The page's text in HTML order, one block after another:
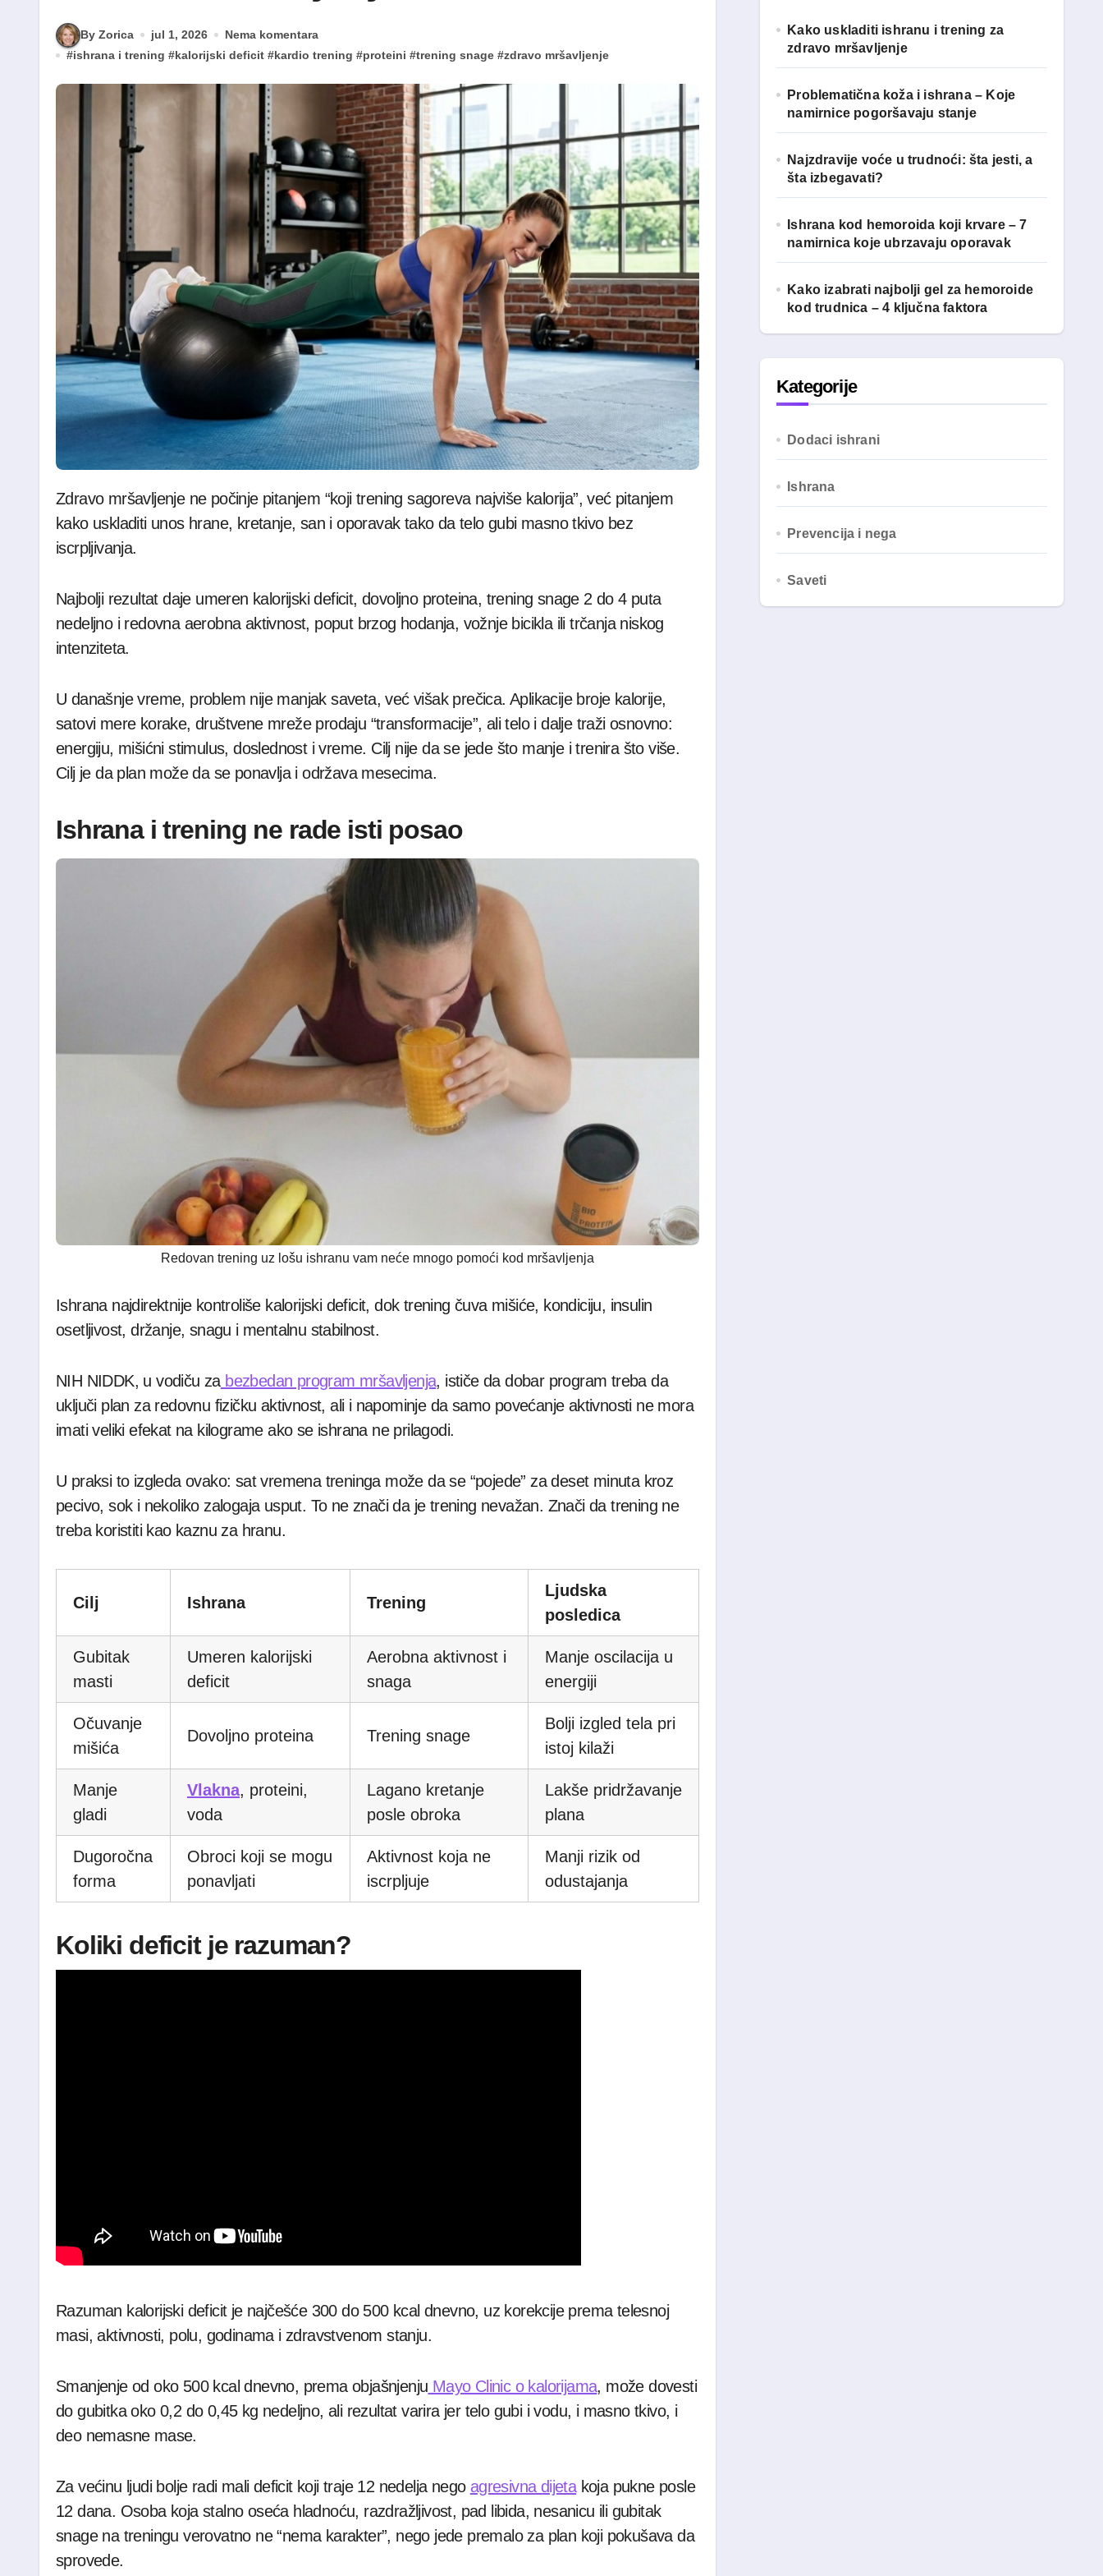
By Zorica jul 1, 2026
Nema komentara
#ishrana i trening #kalorijski deficit #kardio trening #proteini #trening snage #zdravo mršavljenje
Zdravo mršavljenje ne počinje pitanjem “koji trening sagoreva najviše kalorija”, već pitanjem
kako uskladiti unos hrane, kretanje, san i oporavak tako da telo gubi masno tkivo bez
iscrpljivanja.
Najbolji rezultat daje umeren kalorijski deficit, dovoljno proteina, trening snage 2 do 4 puta
nedeljno i redovna aerobna aktivnost, poput brzog hodanja, vožnje bicikla ili trčanja niskog
intenziteta.
U današnje vreme, problem nije manjak saveta, već višak prečica. Aplikacije broje kalorije,
satovi mere korake, društvene mreže prodaju “transformacije”, ali telo i dalje traži osnovno:
energiju, mišićni stimulus, doslednost i vreme. Cilj nije da se jede što manje i trenira što više.
Cilj je da plan može da se ponavlja i održava mesecima.
Ishrana i trening ne rade isti posao
Redovan trening uz lošu ishranu vam neće mnogo pomoći kod mršavljenja
Ishrana najdirektnije kontroliše kalorijski deficit, dok trening čuva mišiće, kondiciju, insulin
osetljivost, držanje, snagu i mentalnu stabilnost.
NIH NIDDK, u vodiču zabezbedan program mršavljenja, ističe da dobar program treba da
uključi plan za redovnu fizičku aktivnost, ali i napominje da samo povećanje aktivnosti ne mora
imati veliki efekat na kilograme ako se ishrana ne prilagodi.
U praksi to izgleda ovako: sat vremena treninga može da se “pojede” za deset minuta kroz
pecivo, sok i nekoliko zalogaja usput. To ne znači da je trening nevažan. Znači da trening ne
treba koristiti kao kaznu za hranu.
Cilj Ishrana Trening
Ljudska
posledica
Gubitak
masti
Umeren kalorijski
deficit
Aerobna aktivnost i
snaga
Manje oscilacija u
energiji
Očuvanje
mišića
Dovoljno proteina Trening snage
Bolji izgled tela pri
istoj kilaži
Manje
gladi
Vlakna, proteini,
voda
Lagano kretanje
posle obroka
Lakše pridržavanje
plana
Dugoročna
forma
Obroci koji se mogu
ponavljati
Aktivnost koja ne
iscrpljuje
Manji rizik od
odustajanja
Koliki deficit je razuman?
Razuman kalorijski deficit je najčešće 300 do 500 kcal dnevno, uz korekcije prema telesnoj
masi, aktivnosti, polu, godinama i zdravstvenom stanju.
Smanjenje od oko 500 kcal dnevno, prema objašnjenju Mayo Clinic o kalorijama, može dovesti
do gubitka oko 0,2 do 0,45 kg nedeljno, ali rezultat varira jer telo gubi i vodu, i masno tkivo, i
deo nemasne mase.
Za većinu ljudi bolje radi mali deficit koji traje 12 nedelja nego agresivna dijetakoja pukne posle
12 dana. Osoba koja stalno oseća hladnoću, razdražljivost, pad libida, nesanicu ili gubitak
snage na treningu verovatno ne “nema karakter”, nego jede premalo za plan koji pokušava da
sprovede.
a
Kako uskladiti ishranu i trening za
zdravo mršavljenje
Problematična koža i ishrana – Koje
namirnice pogoršavaju stanje
Najzdravije voće u trudnoći: šta jesti, a
šta izbegavati?
Ishrana kod hemoroida koji krvare – 7
namirnica koje ubrzavaju oporavak
Kako izabrati najbolji gel za hemoroide
kod trudnica – 4 ključna faktora
Kategorije
Dodaci ishrani
Ishrana
Prevencija i nega
Saveti